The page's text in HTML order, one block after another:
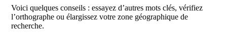
Voici quelques conseils : essayez d’autres mots clés, vérifiez
l’orthographe ou élargissez votre zone géographique de
recherche.